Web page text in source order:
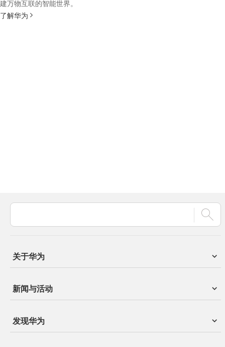
建万物互联的智能世界。
了解华为
关于华为
新闻与活动
发现华为